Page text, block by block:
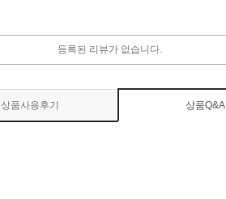
등록된 리뷰가 없습니다.
상품사용후기 상품Q&A